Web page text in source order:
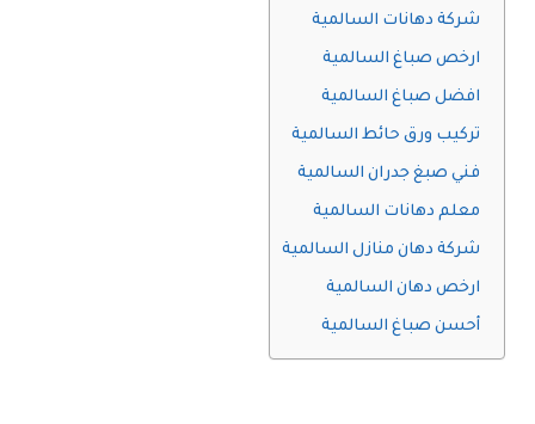
شركة دهانات السالمية
ارخص صباغ السالمية
افضل صباغ السالمية
تركيب ورق حائط السالمية
فني صبغ جدران السالمية
معلم دهانات السالمية
شركة دهان منازل السالمية
ارخص دهان السالمية
أحسن صباغ السالمية